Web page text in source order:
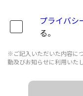
プライバシ
る。
※ご記入いただいた内容に
動及びお知らせに利用いた